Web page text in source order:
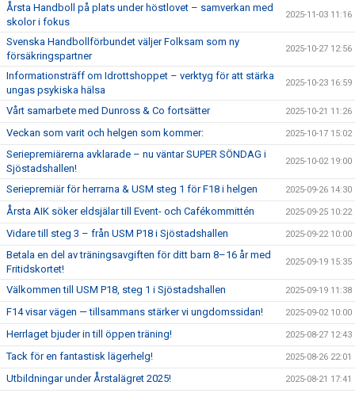
Årsta Handboll på plats under höstlovet – samverkan med
skolor i fokus
2025-11-03 11:16
Svenska Handbollförbundet väljer Folksam som ny
försäkringspartner
2025-10-27 12:56
Informationsträff om Idrottshoppet – verktyg för att stärka
ungas psykiska hälsa
2025-10-23 16:59
Vårt samarbete med Dunross & Co fortsätter 2025-10-21 11:26
Veckan som varit och helgen som kommer: 2025-10-17 15:02
Seriepremiärerna avklarade – nu väntar SUPER SÖNDAG i
Sjöstadshallen!
2025-10-02 19:00
Seriepremiär för herrarna & USM steg 1 för F18 i helgen 2025-09-26 14:30
Årsta AIK söker eldsjälar till Event- och Cafékommittén 2025-09-25 10:22
Vidare till steg 3 – från USM P18 i Sjöstadshallen 2025-09-22 10:00
Betala en del av träningsavgiften för ditt barn 8–16 år med
Fritidskortet!
2025-09-19 15:35
Välkommen till USM P18, steg 1 i Sjöstadshallen 2025-09-19 11:38
F14 visar vägen — tillsammans stärker vi ungdomssidan! 2025-09-02 10:00
Herrlaget bjuder in till öppen träning! 2025-08-27 12:43
Tack för en fantastisk lägerhelg! 2025-08-26 22:01
Utbildningar under Årstalägret 2025! 2025-08-21 17:41